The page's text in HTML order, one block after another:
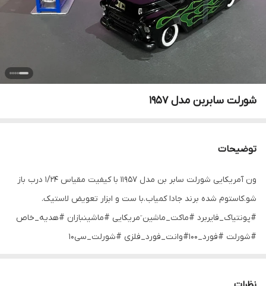
شورلت سابربن مدل ۱۹۵۷
توضیحات
ون آمریکایی شورلت سابر بن مدل ۱۱۹۵۷ با کیفیت مقیاس ۱/۲۴ درب باز
شو.کاستوم شده برند جادا کمیاب.با ست و ابزار تعویض لاستیک.
#پونتیاک_فایربرد #ماکت_ماشین ٓمریکایی #ماشینبازان #هدیه_خاص
#شورلت #فورد_۱۰۰#وانت_فورد_فلزی #شورلت_سی۱۰